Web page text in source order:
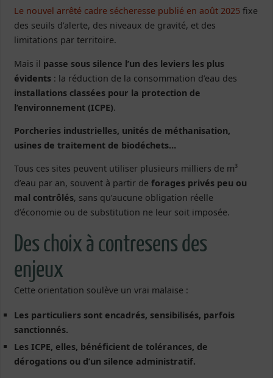
Le nouvel arrêté cadre sécheresse publié en août 2025fixe
des seuils d’alerte, des niveaux de gravité, et des
limitations par territoire.
Mais il passe sous silence l’un des leviers les plus
évidents: la réduction de la consommation d’eau des
installations classées pour la protection de
l’environnement (ICPE).
Porcheries industrielles, unités de méthanisation,
usines de traitement de biodéchets…
Tous ces sites peuvent utiliser plusieurs milliers de m³
d’eau par an, souvent à partir de forages privés peu ou
mal contrôlés, sans qu’aucune obligation réelle
d’économie ou de substitution ne leur soit imposée.
Des choix à contresens des
enjeux
Cette orientation soulève un vrai malaise :
Les particuliers sont encadrés, sensibilisés, parfois
sanctionnés.
Les ICPE, elles, bénéficient de tolérances, de
dérogations ou d’un silence administratif.